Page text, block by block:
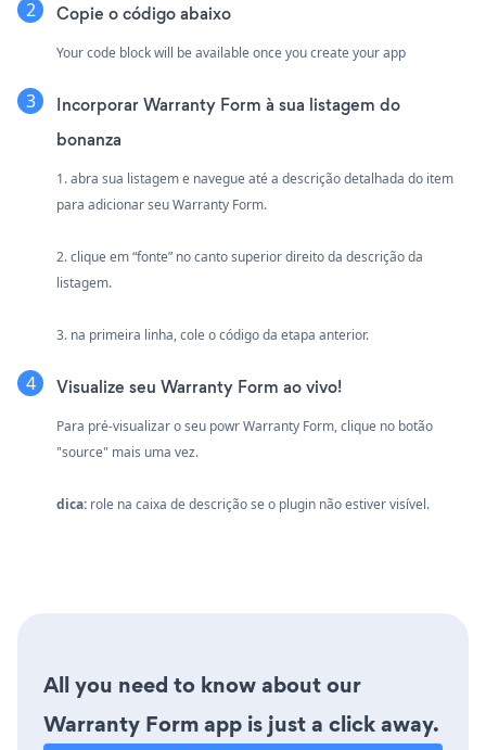
Copie o código abaixo
Your code block will be available once you create your app
Incorporar Warranty Form à sua listagem do
bonanza
1. abra sua listagem e navegue até a descrição detalhada do item
para adicionar seu Warranty Form.
2. clique em “fonte” no canto superior direito da descrição da
listagem.
3. na primeira linha, cole o código da etapa anterior.
Visualize seu Warranty Form ao vivo!
Para pré-visualizar o seu powr Warranty Form, clique no botão
"source" mais uma vez.
dica: role na caixa de descrição se o plugin não estiver visível.
All you need to know about our
Warranty Form app is just a click away.